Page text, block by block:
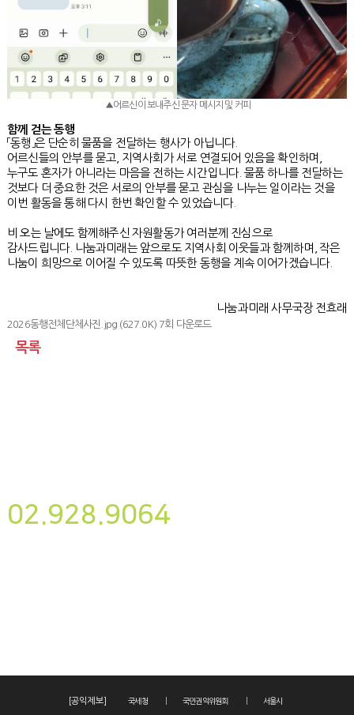
▲어르신이 보내주신 문자 메시지 및 커피
함께 걷는 동행
「동행」은 단순히 물품을 전달하는 행사가 아닙니다.
어르신들의 안부를 묻고, 지역사회가 서로 연결되어 있음을 확인하며,
누구도 혼자가 아니라는 마음을 전하는 시간입니다. 물품 하나를 전달하는
것보다 더 중요한 것은 서로의 안부를 묻고 관심을 나누는 일이라는 것을
이번 활동을 통해 다시 한번 확인할 수 있었습니다.
비 오는 날에도 함께해주신 자원활동가 여러분께 진심으로
감사드립니다. 나눔과미래는 앞으로도 지역사회 이웃들과 함께하며, 작은
나눔이 희망으로 이어질 수 있도록 따뜻한 동행을 계속 이어가겠습니다.
나눔과미래 사무국장 전효래
2026동행전체단체사진.jpg (627.0K) 7회 다운로드
목록
02.928.9064
[공익제보] 국세청 국민권익위원회 서울시